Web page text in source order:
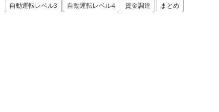
自動運転レベル3 自動運転レベル4 資金調達 まとめ